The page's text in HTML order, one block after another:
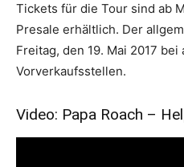
Tickets für die Tour sind ab
Presale erhältlich. Der
Freitag, den 19. Mai 2017
Vorverkaufsstellen.
Video: Papa Roach –